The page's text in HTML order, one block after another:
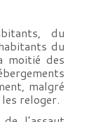
du
du
des
malgré
reloger.